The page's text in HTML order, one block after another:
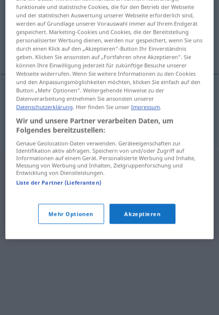
Übersicht aller Übersetzungen
(Für mehr Details die Übersetzung anklicken/antippen)
Inland, Binnenland
Inlandn indland
Binnenlandn indland
funktionale und statistische Cookies, die für den Betrieb der Webseite
und der statistischen Auswertung unserer Webseite erforderlich sind,
werden auf Grundlage unserer Vorauswahl immer auf Ihrem Endgerät
gespeichert. Marketing-Cookies und Cookies, die der Bereitstellung
personalisierter Werbung dienen, werden nur gespeichert, wenn Sie uns
durch einen Klick auf den „Akzeptieren“-Button Ihr Einverständnis
geben. Klicken Sie ansonsten auf „Fortfahren ohne Akzeptieren“. Sie
können Ihre Einwilligung jederzeit für zukünftige Besuche unserer
Webseite widerrufen. Wenn Sie weitere Informationen zu den Cookies
und den Anpassungsmöglichkeiten möchten, klicken Sie einfach auf den
Button „Mehr Optionen“. Weitergehende Hinweise zu der
Datenverarbeitung entnehmen Sie ansonsten unserer
Datenschutzerklärung. Hier finden Sie unserImpressum.
Wir und unsere Partner verarbeiten Daten, um
Folgendes bereitzustellen:
Genaue Geolocation-Daten verwenden. Geräteeigenschaften zur
Identifikation aktiv abfragen. Speichern von und/oder Zugriff auf
Informationen auf einem Gerät. Personalisierte Werbung und Inhalte,
Messung von Werbung und Inhalten, Zielgruppenforschung und
Entwicklung von Dienstleistungen.
Liste der Partner (Lieferanten)
Mehr Optionen Akzeptieren